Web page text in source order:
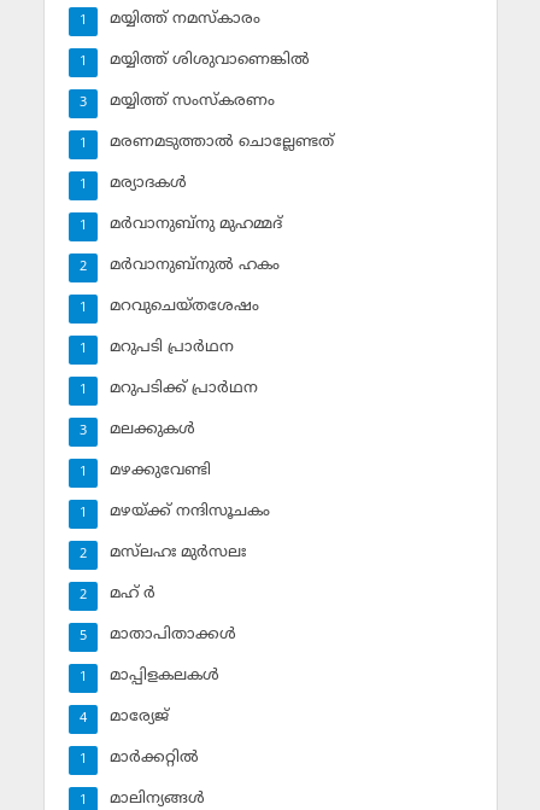
മയ്യിത്ത് നമസ്‌കാരം
1
മയ്യിത്ത് ശിശുവാണെങ്കില്‍
1
മയ്യിത്ത് സംസ്‌കരണം
3
മരണമടുത്താല്‍ ചൊല്ലേണ്ടത്
1
മര്യാദകള്‍
1
മര്‍വാനുബ്‌നു മുഹമ്മദ്
1
മര്‍വാനുബ്‌നുല്‍ ഹകം
2
മറവുചെയ്തശേഷം
1
മറുപടി പ്രാര്‍ഥന
1
മറുപടിക്ക് പ്രാര്‍ഥന
1
മലക്കുകള്‍
3
മഴക്കുവേണ്ടി
1
മഴയ്ക്ക് നന്ദിസൂചകം
1
മസ്‌ലഹഃ മുര്‍സലഃ
2
മഹ് ര്‍
2
മാതാപിതാക്കള്‍
5
മാപ്പിളകലകള്‍
1
മാര്യേജ്
4
മാര്‍ക്കറ്റില്‍
1
മാലിന്യങ്ങള്‍
1